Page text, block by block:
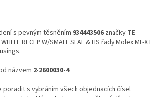
s pevným těsněním 934443506 značky TE
RECEP W/SMALL SEAL & HS řady Molex ML-XT
názvem 2-2600030-4.
s vybráním všech objednacích čísel